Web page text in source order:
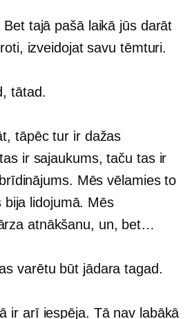
Bet tajā pašā laikā jūs darāt
izveidojat savu tēmturi.
tātad.
tāpēc tur ir dažas
ir sajaukums, taču tas ir
Mēs vēlamies to
bija lidojumā. Mēs
atnākšanu, un, bet…
varētu būt jādara tagad.
ir arī iespēja. Tā nav labākā